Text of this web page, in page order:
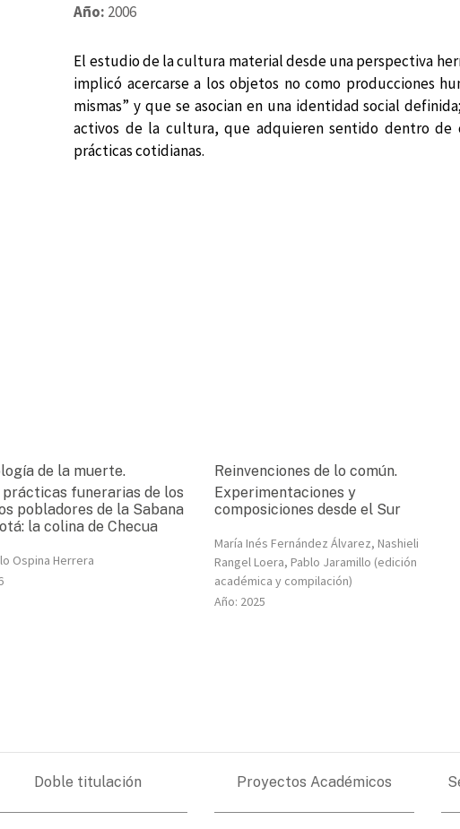
Año: 2006
El estudio de la cultura material desde una perspectiva
implicó acercarse a los objetos no como producciones
mismas” y que se asocian en una identidad social
activos de la cultura, que adquieren sentido dentro de
prácticas cotidianas.
de la muerte.
prácticas funerarias de los
pobladores de la Sabana
la colina de Checua
Ospina Herrera
Reinvenciones de lo común.
Experimentaciones y
composiciones desde el Sur
María Inés Fernández Álvarez, Nashieli
Rangel Loera, Pablo Jaramillo (edición
académica y compilación)
Año: 2025
Doble titulación Proyectos Académicos